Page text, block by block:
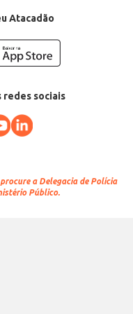
Atacadão
redes sociais
a Delegacia de Polícia
Público.